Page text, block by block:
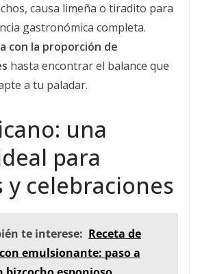
causa limeña o tiradito para
gastronómica completa.
con la proporción de
hasta encontrar el balance que
a tu paladar.
una
para
y celebraciones
te interese: Receta de
emulsionante: paso a